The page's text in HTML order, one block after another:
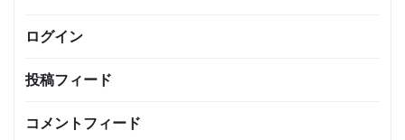
ログイン
投稿フィード
コメントフィード